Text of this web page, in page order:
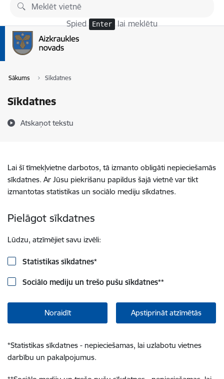
Pāriet uz lapas saturu
Spied Enter lai meklētu
Sākums Sīkdatnes
Sīkdatnes
Atskaņot tekstu
Lai šī tīmekļvietne darbotos, tā izmanto obligāti nepieciešamās
sīkdatnes. Ar Jūsu piekrišanu papildus šajā vietnē var tikt
izmantotas statistikas un sociālo mediju sīkdatnes.
Pielāgot sīkdatnes
Lūdzu, atzīmējiet savu izvēli:
Statistikas sīkdatnes*
Sociālo mediju un trešo pušu sīkdatnes**
Noraidīt Apstiprināt atzīmētās
*Statistikas sīkdatnes - nepieciešamas, lai uzlabotu vietnes
darbību un pakalpojumus.